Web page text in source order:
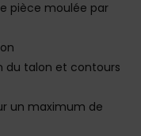
pièce moulée par
du talon et contours
un maximum de